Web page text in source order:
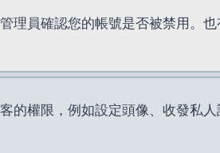
理員確認您的帳號是否被禁用。
的權限，例如設定頭像、收發私